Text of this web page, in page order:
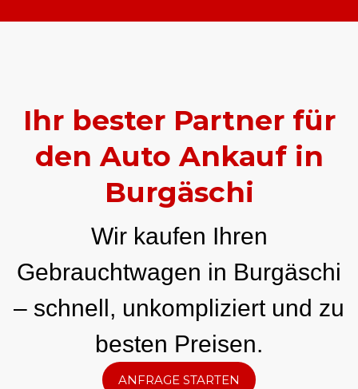
Ihr bester Partner für
den Auto Ankauf in
Burgäschi
Wir kaufen Ihren
Gebrauchtwagen in Burgäschi
– schnell, unkompliziert und zu
besten Preisen.
ANFRAGE STARTEN